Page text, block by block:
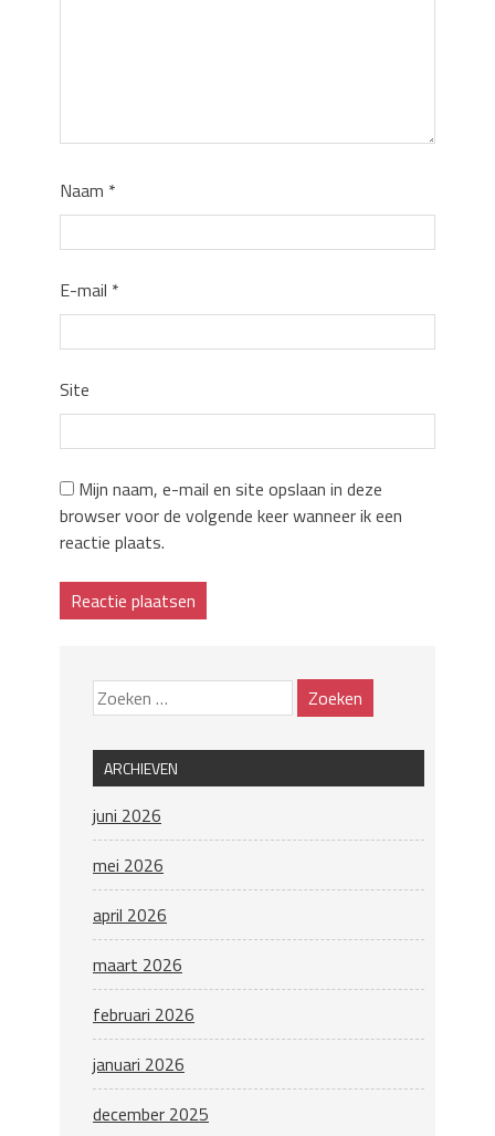
Naam *
E-mail *
Site
Mijn naam, e-mail en site opslaan in deze
browser voor de volgende keer wanneer ik een
reactie plaats.
ARCHIEVEN
juni 2026
mei 2026
april 2026
maart 2026
februari 2026
januari 2026
december 2025